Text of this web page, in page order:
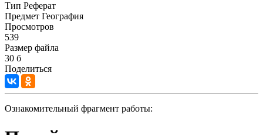
Тип Реферат
Предмет География
Просмотров
539
Размер файла
30 б
Поделиться
Ознакомительный фрагмент работы: